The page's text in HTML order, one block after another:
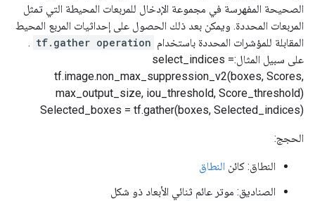
الصحيحة المفهرسة في مجموعة الإدخال للمربعات المحيطة التي تمثل
المربعات المحددة. ويمكن بعد ذلك الحصول على إحداثيات المربع المحيط
المقابلة للمؤشرات المحددة باستخدام tf.gather operation
.
على سبيل المثال:select_indices =
tf.image.non_max_suppression_v2(boxes, Scores,
max_output_size, iou_threshold, Score_threshold)
Selected_boxes = tf.gather(boxes, Selected_indices)
الحجج:
النطاق: كائن النطاق
الصناديق: موتر عائم ثنائي الأبعاد ذو شكل